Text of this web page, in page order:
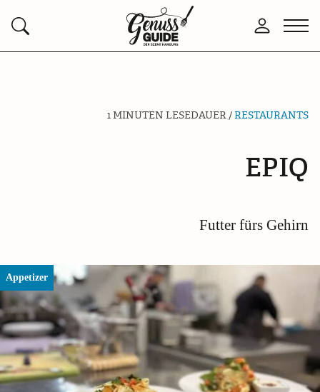
Suchen
Zurück
zur
Anmelden
1 MINUTEN LESEDAUER /RESTAURANTS
EPIQ
Futter fürs Gehirn
Appetizer